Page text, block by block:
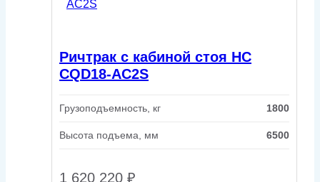
Ричтрак с кабиной стоя HC
CQD18-AC2S
Грузоподъемность, кг 1800
Высота подъема, мм 6500
1 620 220 ₽